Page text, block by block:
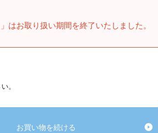
はお取り扱い期間を終了いたしました。
。
お買い物を続ける